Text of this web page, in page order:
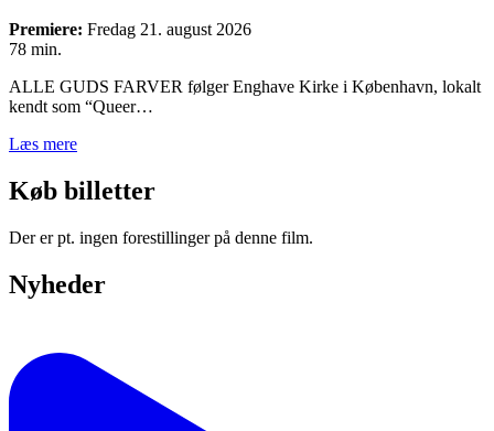
Premiere: Fredag 21. august 2026
78 min.
ALLE GUDS FARVER følger Enghave Kirke i København, lokalt
kendt som “Queer…
Læs mere
Køb billetter
Der er pt. ingen forestillinger på denne film.
Nyheder